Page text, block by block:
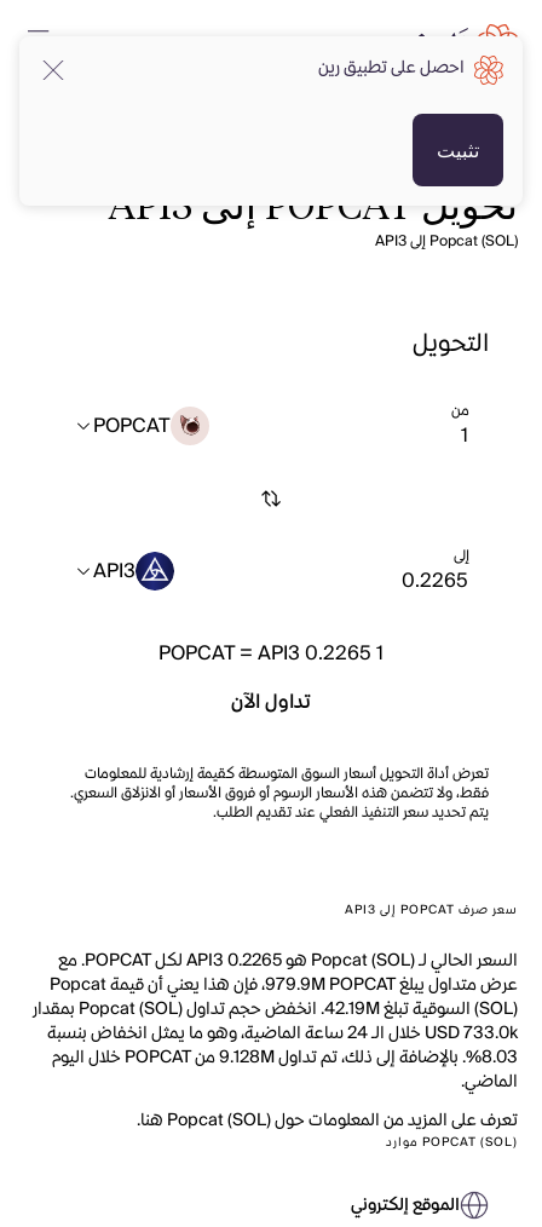
تحويل POPCAT إلى API3
Popcat (SOL) إلى API3
التحويل
من POPCAT
إلى API3
1
POPCAT=API3 0.2265
تداول الآن
تعرض أداة التحويل أسعار السوق المتوسطة كقيمة إرشادية للمعلومات
فقط، ولا تتضمن هذه الأسعار الرسوم أو فروق الأسعار أو الانزلاق السعري.
يتم تحديد سعر التنفيذ الفعلي عند تقديم الطلب.
سعر صرف POPCAT إلى API3
السعر الحالي لـ Popcat (SOL) هو API3 0.2265 لكل POPCAT. مع
عرض متداول يبلغ 979.9M POPCAT، فإن هذا يعني أن قيمة Popcat
(SOL) السوقية تبلغ 42.19M. انخفض حجم تداول Popcat (SOL) بمقدار
USD 733.0k خلال الـ 24 ساعة الماضية، وهو ما يمثل انخفاض بنسبة
8.03%. بالإضافة إلى ذلك، تم تداول 9.128M من POPCAT خلال اليوم
الماضي.
تعرف على المزيد من المعلومات حول Popcat (SOL) هنا.
POPCAT (SOL) موارد
الموقع إلكتروني
احصل على تطبيق رين
تثبيت